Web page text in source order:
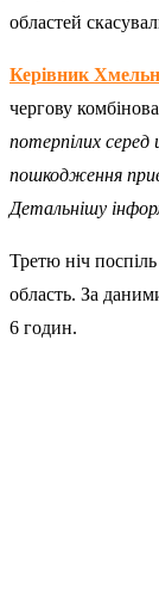
областей
Керівник
чергову
потерпілих серед
пошкодження
Детальнішу
Третю ніч
область. За
6 годин.